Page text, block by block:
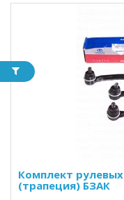
Комплект рулевых
(трапеция) БЗАК